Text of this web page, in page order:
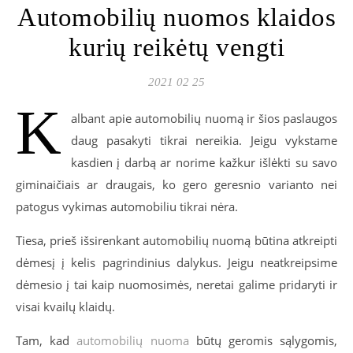
Automobilių nuomos klaidos
kurių reikėtų vengti
2021 02 25
K
albant apie automobilių nuomą ir šios paslaugos
daug pasakyti tikrai nereikia. Jeigu vykstame
kasdien į darbą ar norime kažkur išlėkti su savo
giminaičiais ar draugais, ko gero geresnio varianto nei
patogus vykimas automobiliu tikrai nėra.
Tiesa, prieš išsirenkant automobilių nuomą būtina atkreipti
dėmesį į kelis pagrindinius dalykus. Jeigu neatkreipsime
dėmesio į tai kaip nuomosimės, neretai galime pridaryti ir
visai kvailų klaidų.
Tam, kadautomobilių nuoma būtų geromis sąlygomis,